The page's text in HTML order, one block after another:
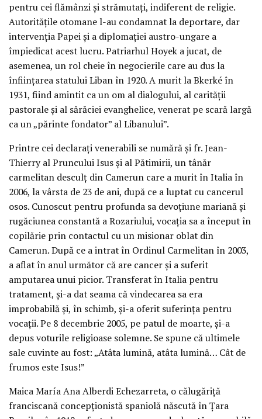
pentru cei flămânzi și strămutați, indiferent de religie.
Autoritățile otomane l-au condamnat la deportare, dar
intervenția Papei și a diplomației austro-ungare a
împiedicat acest lucru. Patriarhul Hoyek a jucat, de
asemenea, un rol cheie în negocierile care au dus la
înființarea statului Liban în 1920. A murit la Bkerké în
1931, fiind amintit ca un om al dialogului, al carității
pastorale și al sărăciei evanghelice, venerat pe scară largă
ca un „părinte fondator” al Libanului”.
Printre cei declarați venerabili se numără și fr. Jean-
Thierry al Pruncului Isus și al Pătimirii, un tânăr
carmelitan desculț din Camerun care a murit în Italia în
2006, la vârsta de 23 de ani, după ce a luptat cu cancerul
osos. Cunoscut pentru profunda sa devoțiune mariană și
rugăciunea constantă a Rozariului, vocația sa a început în
copilărie prin contactul cu un misionar oblat din
Camerun. După ce a intrat în Ordinul Carmelitan în 2003,
a aflat în anul următor că are cancer și a suferit
amputarea unui picior. Transferat în Italia pentru
tratament, și-a dat seama că vindecarea sa era
improbabilă și, în schimb, și-a oferit suferința pentru
vocații. Pe 8 decembrie 2005, pe patul de moarte, și-a
depus voturile religioase solemne. Se spune că ultimele
sale cuvinte au fost: „Atâta lumină, atâta lumină… Cât de
frumos este Isus!”
Maica María Ana Alberdi Echezarreta, o călugăriță
franciscană concepționistă spaniolă născută în Țara